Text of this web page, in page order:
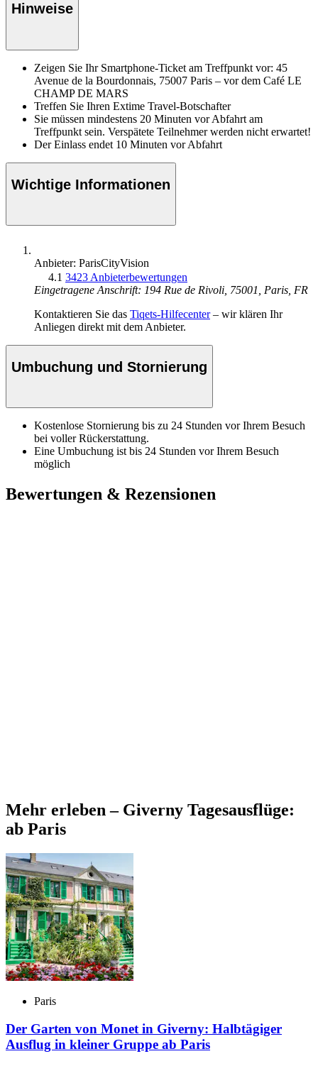
Hinweise
Zeigen Sie Ihr Smartphone-Ticket am Treffpunkt vor: 45
Avenue de la Bourdonnais, 75007 Paris – vor dem Café LE
CHAMP DE MARS
Treffen Sie Ihren Extime Travel-Botschafter
Sie müssen mindestens 20 Minuten vor Abfahrt am
Treffpunkt sein. Verspätete Teilnehmer werden nicht erwartet!
Der Einlass endet 10 Minuten vor Abfahrt
Wichtige Informationen
Anbieter: ParisCityVision
4.1 3423 Anbieterbewertungen
Eingetragene Anschrift: 194 Rue de Rivoli, 75001, Paris, FR
Kontaktieren Sie das Tiqets-Hilfecenter– wir klären Ihr
Anliegen direkt mit dem Anbieter.
Umbuchung und Stornierung
Kostenlose Stornierung bis zu 24 Stunden vor Ihrem Besuch
bei voller Rückerstattung.
Eine Umbuchung ist bis 24 Stunden vor Ihrem Besuch
möglich
Bewertungen & Rezensionen
Mehr erleben – Giverny Tagesausflüge:
ab Paris
Paris
Der Garten von Monet in Giverny: Halbtägiger
Ausflug in kleiner Gruppe ab Paris